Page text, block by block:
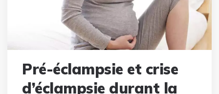
Pré-éclampsie et crise
d’éclampsie durant la